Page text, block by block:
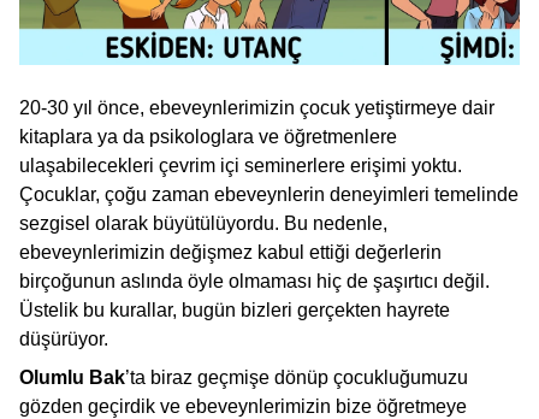
20-30 yıl önce, ebeveynlerimizin çocuk yetiştirmeye dair
kitaplara ya da psikologlara ve öğretmenlere
ulaşabilecekleri çevrim içi seminerlere erişimi yoktu.
Çocuklar, çoğu zaman ebeveynlerin deneyimleri temelinde
sezgisel olarak büyütülüyordu. Bu nedenle,
ebeveynlerimizin değişmez kabul ettiği değerlerin
birçoğunun aslında öyle olmaması hiç de şaşırtıcı değil.
Üstelik bu kurallar, bugün bizleri gerçekten hayrete
düşürüyor.
Olumlu Bak’ta biraz geçmişe dönüp çocukluğumuzu
gözden geçirdik ve ebeveynlerimizin bize öğretmeye